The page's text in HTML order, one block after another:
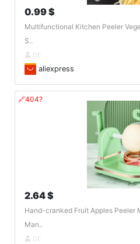
0.99 $
Multifunctional Kitchen Peeler
S..
DE
aliexpress
🔗404?
2.64 $
Hand-cranked Fruit Apples Peeler
Man..
DE